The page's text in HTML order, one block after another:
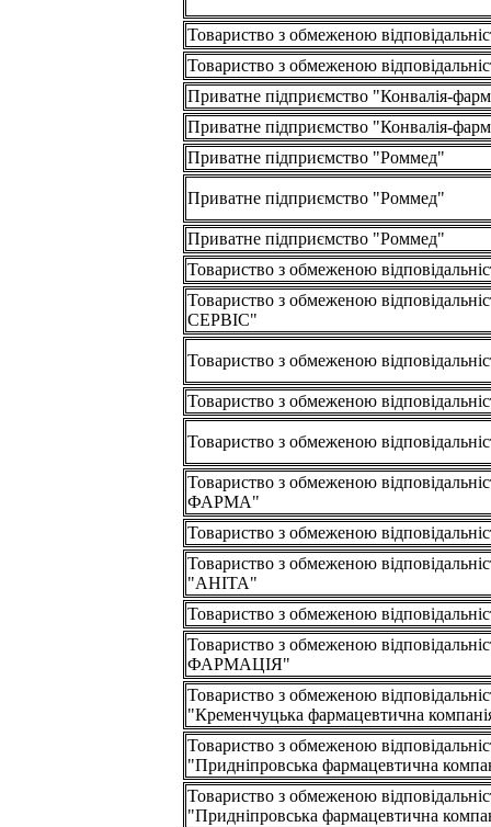
Товариство з обмеженою
Товариство з обмеженою
Приватне підприємство "Конвалія-
Приватне підприємство "Конвалія-
Приватне підприємство "Роммед"
Приватне підприємство "Роммед"
Приватне підприємство "Роммед"
Товариство з обмеженою
Товариство з обмеженою
СЕРВІС"
Товариство з обмеженою
Товариство з обмеженою
Товариство з обмеженою
Товариство з обмеженою
ФАРМА"
Товариство з обмеженою
Товариство з обмеженою
"АНІТА"
Товариство з обмеженою
Товариство з обмеженою
ФАРМАЦІЯ"
Товариство з обмеженою
"Кременчуцька фармацевтична
Товариство з обмеженою
"Придніпровська фармацевтична
Товариство з обмеженою
"Придніпровська фармацевтична